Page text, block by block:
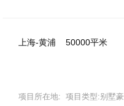
上海-黄浦 50000平米
项目所在地: 项目类型:别墅豪